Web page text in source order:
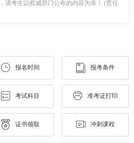
请考生以权威部门公布的内容为准！ (责任
报名时间 报考条件
考试科目 准考证打印
证书领取 冲刺课程